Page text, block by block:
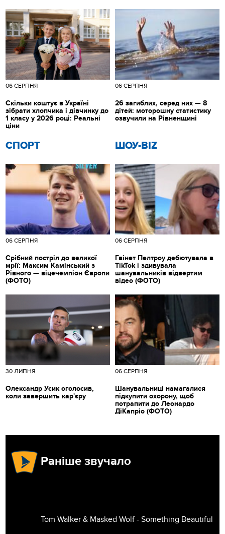
СПОРТ
06 СЕРПНЯ
Срібний постріл до великої
мрії: Максим Камінський з
Рівного — віцечемпіон Європи
(ФОТО)
ШОУ-BIZ
06 СЕРПНЯ
Гвінет Пелтроу дебютувала в
TikTok і здивувала
шанувальників відвертим
відео (ФОТО)
06 СЕРПНЯ
Скільки коштує в Україні
зібрати хлопчика і дівчинку до
1 класу у 2026 році: Реальні
ціни
06 СЕРПНЯ
26 загиблих, серед них — 8
дітей: моторошну статистику
озвучили на Рівненщині
30 ЛИПНЯ
Олександр Усик оголосив,
коли завершить кар'єру
06 СЕРПНЯ
Шанувальниці намагалися
підкупити охорону, щоб
потрапити до Леонардо
ДіКапріо (ФОТО)
Раніше звучало
Tom Walker & Masked Wolf - Something Beautiful